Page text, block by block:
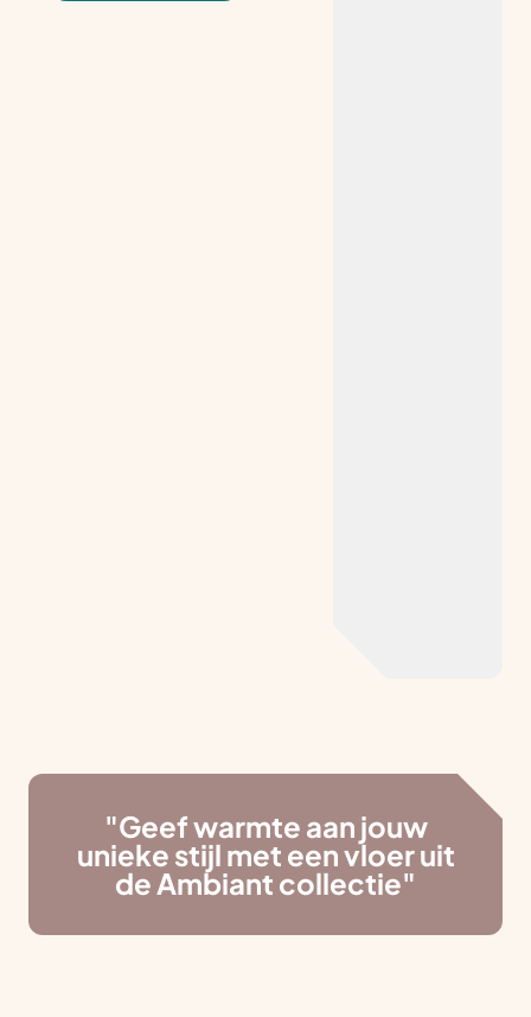
"Geef warmte aan jouw
unieke stijl met een vloer uit
de Ambiant collectie"